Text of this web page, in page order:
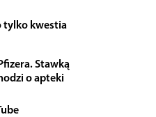
tylko kwestia
Stawką
o apteki